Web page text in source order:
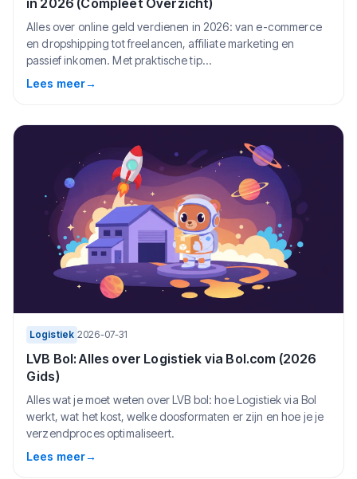
Alles over online geld verdienen in 2026: van e-commerce
en dropshipping tot freelancen, affiliate marketing en
passief inkomen. Met praktische tip...
Lees meer→
Logistiek 2026-07-31
LVB Bol: Alles over Logistiek via Bol.com (2026
Gids)
Alles wat je moet weten over LVB bol: hoe Logistiek via Bol
werkt, wat het kost, welke doosformaten er zijn en hoe je je
verzendproces optimaliseert.
Lees meer→